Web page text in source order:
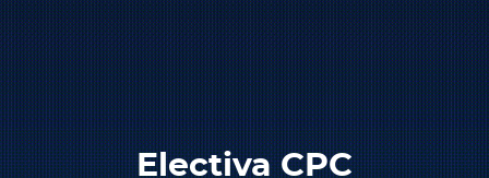
Electiva CPC